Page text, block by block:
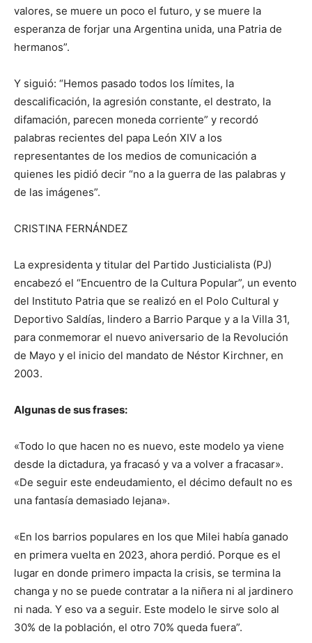
valores, se muere un poco el futuro, y se muere la
esperanza de forjar una Argentina unida, una Patria de
hermanos”.
Y siguió: “Hemos pasado todos los límites, la
descalificación, la agresión constante, el destrato, la
difamación, parecen moneda corriente” y recordó
palabras recientes del papa León XIV a los
representantes de los medios de comunicación a
quienes les pidió decir “no a la guerra de las palabras y
de las imágenes”.
CRISTINA FERNÁNDEZ
La expresidenta y titular del Partido Justicialista (PJ)
encabezó el “Encuentro de la Cultura Popular”, un evento
del Instituto Patria que se realizó en el Polo Cultural y
Deportivo Saldías, lindero a Barrio Parque y a la Villa 31,
para conmemorar el nuevo aniversario de la Revolución
de Mayo y el inicio del mandato de Néstor Kirchner, en
2003.
Algunas de sus frases:
«Todo lo que hacen no es nuevo, este modelo ya viene
desde la dictadura, ya fracasó y va a volver a fracasar».
«De seguir este endeudamiento, el décimo default no es
una fantasía demasiado lejana».
«En los barrios populares en los que Milei había ganado
en primera vuelta en 2023, ahora perdió. Porque es el
lugar en donde primero impacta la crisis, se termina la
changa y no se puede contratar a la niñera ni al jardinero
ni nada. Y eso va a seguir. Este modelo le sirve solo al
30% de la población, el otro 70% queda fuera”.